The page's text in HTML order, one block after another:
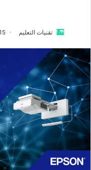
تقنيات التعليم 15